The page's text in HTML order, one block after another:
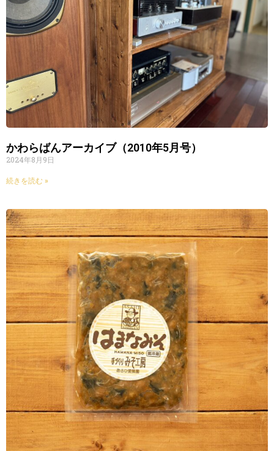
かわらばんアーカイブ（2010年5月号）
2024年8月9日
続きを読む »